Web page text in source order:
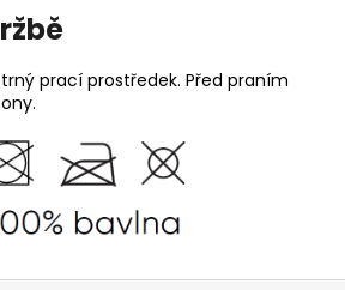
prací prostředek. Před praním